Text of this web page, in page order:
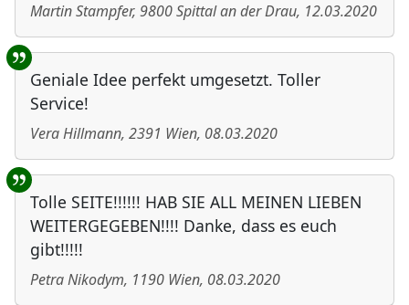
Martin Stampfer, 9800Spittal an der Drau, 12.03.2020
Geniale Idee perfekt umgesetzt. Toller
Service!
Vera Hillmann, 2391 Wien, 08.03.2020
Tolle SEITE!!!!!! HAB SIE ALL MEINEN LIEBEN
WEITERGEGEBEN!!!! Danke, dass es euch
gibt!!!!!
Petra Nikodym, 1190 Wien, 08.03.2020